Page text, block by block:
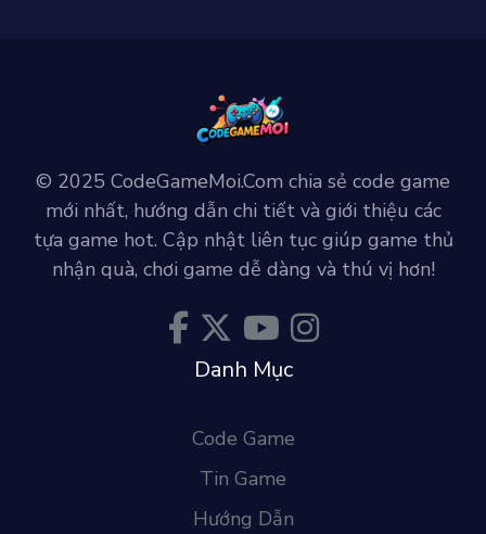
© 2025 CodeGameMoi.Com chia sẻ code game
mới nhất, hướng dẫn chi tiết và giới thiệu các
tựa game hot. Cập nhật liên tục giúp game thủ
nhận quà, chơi game dễ dàng và thú vị hơn!
Danh Mục
Code Game
Tin Game
Hướng Dẫn